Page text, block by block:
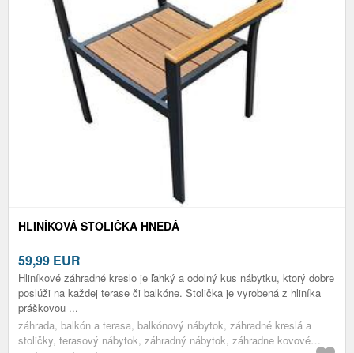
HLINÍKOVÁ STOLIČKA HNEDÁ
59,99 EUR
Hliníkové záhradné kreslo je ľahký a odolný kus nábytku, ktorý dobre
poslúži na každej terase či balkóne. Stolička je vyrobená z hliníka
práškovou ...
záhrada, balkón a terasa, balkónový nábytok, záhradné kreslá a
stoličky, terasový nábytok, záhradný nábytok, záhradne kovové